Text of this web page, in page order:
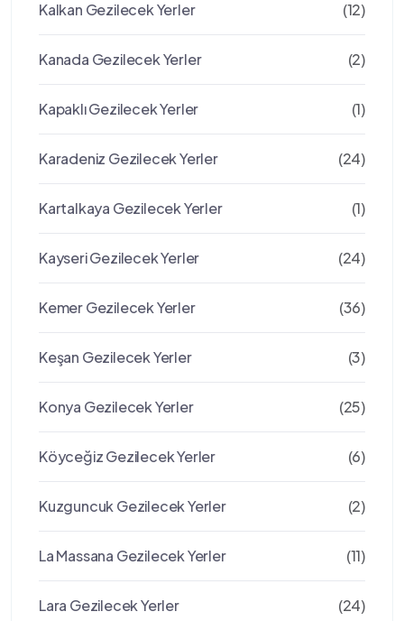
Kalkan Gezilecek Yerler (12)
Kanada Gezilecek Yerler (2)
Kapaklı Gezilecek Yerler (1)
Karadeniz Gezilecek Yerler (24)
Kartalkaya Gezilecek Yerler (1)
Kayseri Gezilecek Yerler (24)
Kemer Gezilecek Yerler (36)
Keşan Gezilecek Yerler (3)
Konya Gezilecek Yerler (25)
Köyceğiz Gezilecek Yerler (6)
Kuzguncuk Gezilecek Yerler (2)
La Massana Gezilecek Yerler (11)
Lara Gezilecek Yerler (24)